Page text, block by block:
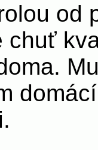
od
chuť